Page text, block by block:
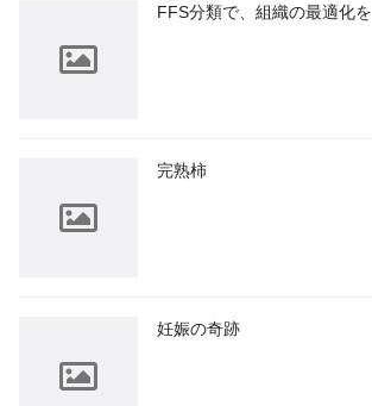
FFS分類で、組織の最適化を
完熟柿
妊娠の奇跡